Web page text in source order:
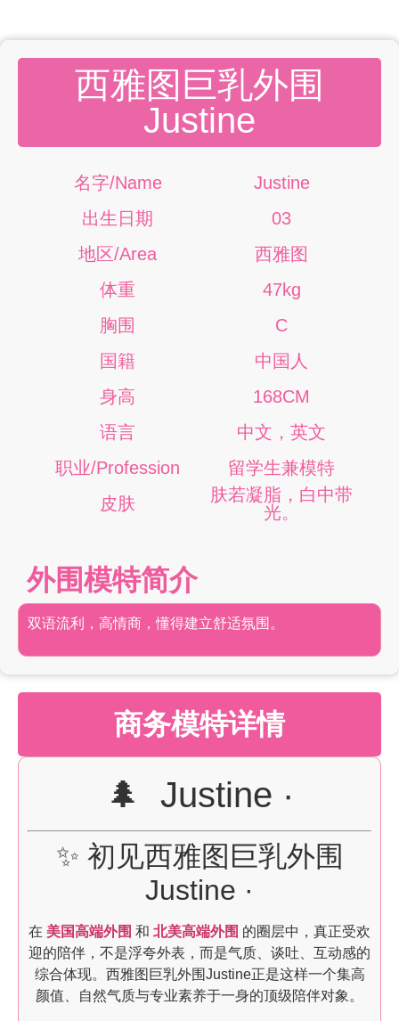
西雅图巨乳外围
Justine
名字/Name
Justine
出生日期
03
地区/Area
西雅图
体重
47kg
胸围
C
国籍
中国人
身高
168CM
语言
中文，英文
职业/Profession
留学生兼模特
皮肤
肤若凝脂，白中带
光。
外围模特简介
双语流利，高情商，懂得建立舒适氛围。
商务模特详情
🌲 Justine ·
✨ 初见西雅图巨乳外围
Justine ·
在 美国高端外围 和 北美高端外围 的圈层中，真正受欢
迎的陪伴，不是浮夸外表，而是气质、谈吐、互动感的
综合体现。西雅图巨乳外围Justine正是这样一个集高
颜值、自然气质与专业素养于一身的顶级陪伴对象。